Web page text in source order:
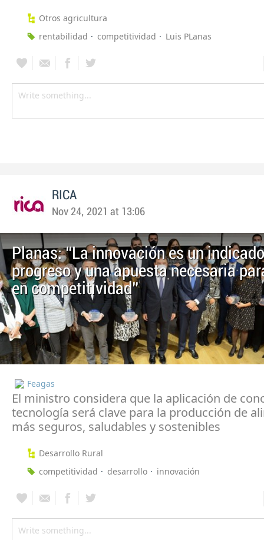
Otros agricultura
rentabilidad
competitividad Luis PLanas
RICA
Nov 24, 2021 at 13:06
Planas: “La innovación es un
progreso y una apuesta necesaria
en competitividad”
Feagas
El ministro considera que la aplicación de
tecnología será clave para la producción de
más seguros, saludables y sostenibles
Desarrollo Rural
competitividad
desarrollo innovación